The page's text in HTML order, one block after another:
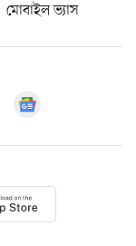
মোবাইল ভ্যাস